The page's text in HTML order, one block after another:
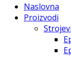
Naslovna
Proizvodi